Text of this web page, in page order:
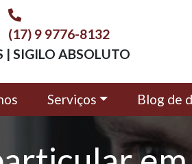
(17) 9 9776-8132
| SIGILO ABSOLUTO
Serviços Blog de